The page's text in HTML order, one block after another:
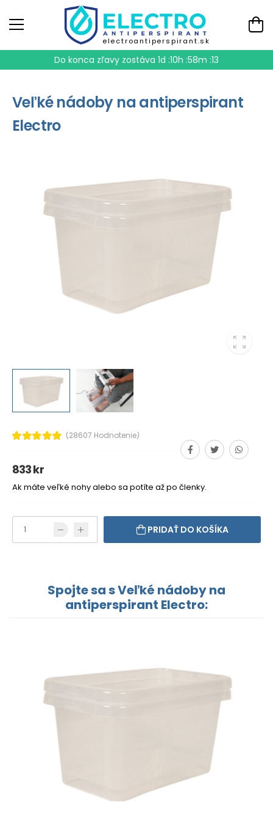
electroantiperspirant.sk
Do konca zľavy zostáva 1d :10h :58m :12
Veľké nádoby na antiperspirant
Electro
(28607 Hodnotenie)
833 kr
Ak máte veľké nohy alebo sa potíte až po členky.
PRIDAŤ DO KOŠÍKA
Spojte sa s Veľké nádoby na
antiperspirant Electro: